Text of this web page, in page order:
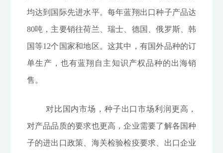
均达到国际先进水平。每年蓝翔出口种子产品达
80吨，主要销往荷兰、瑞士、德国、俄罗斯、韩
国等12个国家和地区。这其中，有国外品种的订
单生产，也有蓝翔自主知识产权品种的出海销
售。
对比国内市场，种子出口市场利润更高，
对产品品质的要求也更高，企业需要了解各国种
子的进出口政策、海关检验检疫要求、出口企业